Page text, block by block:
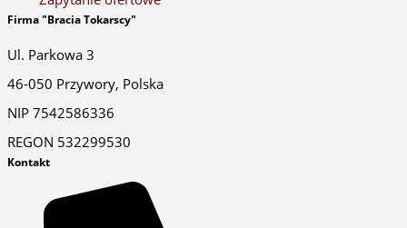
Firma "Bracia Tokarscy"
Ul. Parkowa 3
46-050 Przywory, Polska
NIP 7542586336
REGON 532299530
Kontakt